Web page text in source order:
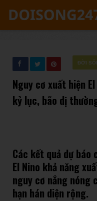
ĐỜI
Nguy cơ xuất hiện
kỷ lục, bão dị
Các kết quả dự báo
El Nino khả năng
nguy cơ nắng nóng
hạn hán diện rộng.